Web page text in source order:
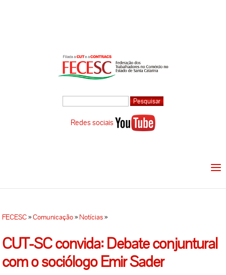
Redes sociais
FECESC»Comunicação»Notícias»
CUT-SC convida: Debate conjuntural
com o sociólogo Emir Sader